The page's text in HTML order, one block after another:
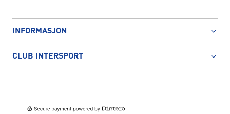
INFORMASJON
CLUB INTERSPORT